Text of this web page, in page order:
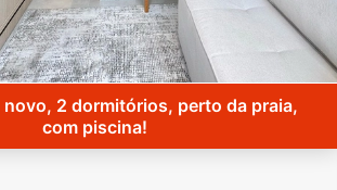
2 dormitórios, perto da praia,
com piscina!